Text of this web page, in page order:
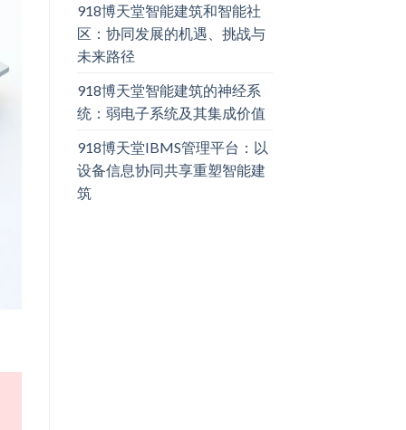
918博天堂​智能建筑和智能社
区：协同发展的机遇、挑战与
未来路径
918博天堂智能建筑的神经系
统：弱电子系统及其集成价值
918博天堂IBMS管理平台：以
设备信息协同共享重塑智能建
筑